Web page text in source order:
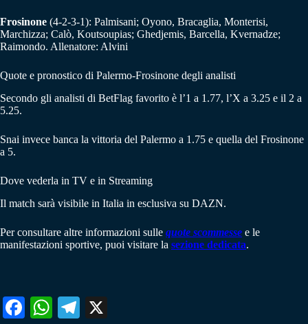
Frosinone (4-2-3-1): Palmisani; Oyono, Bracaglia, Monterisi,
Marchizza; Calò, Koutsoupias; Ghedjemis, Barcella, Kvernadze;
Raimondo. Allenatore: Alvini
Quote e pronostico di Palermo-Frosinone degli analisti
Secondo gli analisti di BetFlag favorito è l’1 a 1.77, l’X a 3.25 e il 2 a
5.25.
Snai invece banca la vittoria del Palermo a 1.75 e quella del Frosinone
a 5.
Dove vederla in TV e in Streaming
Il match sarà visibile in Italia in esclusiva su DAZN.
Per consultare altre informazioni sulle quote scommesse e le
manifestazioni sportive, puoi visitare la sezione dedicata.
Fa W
Te